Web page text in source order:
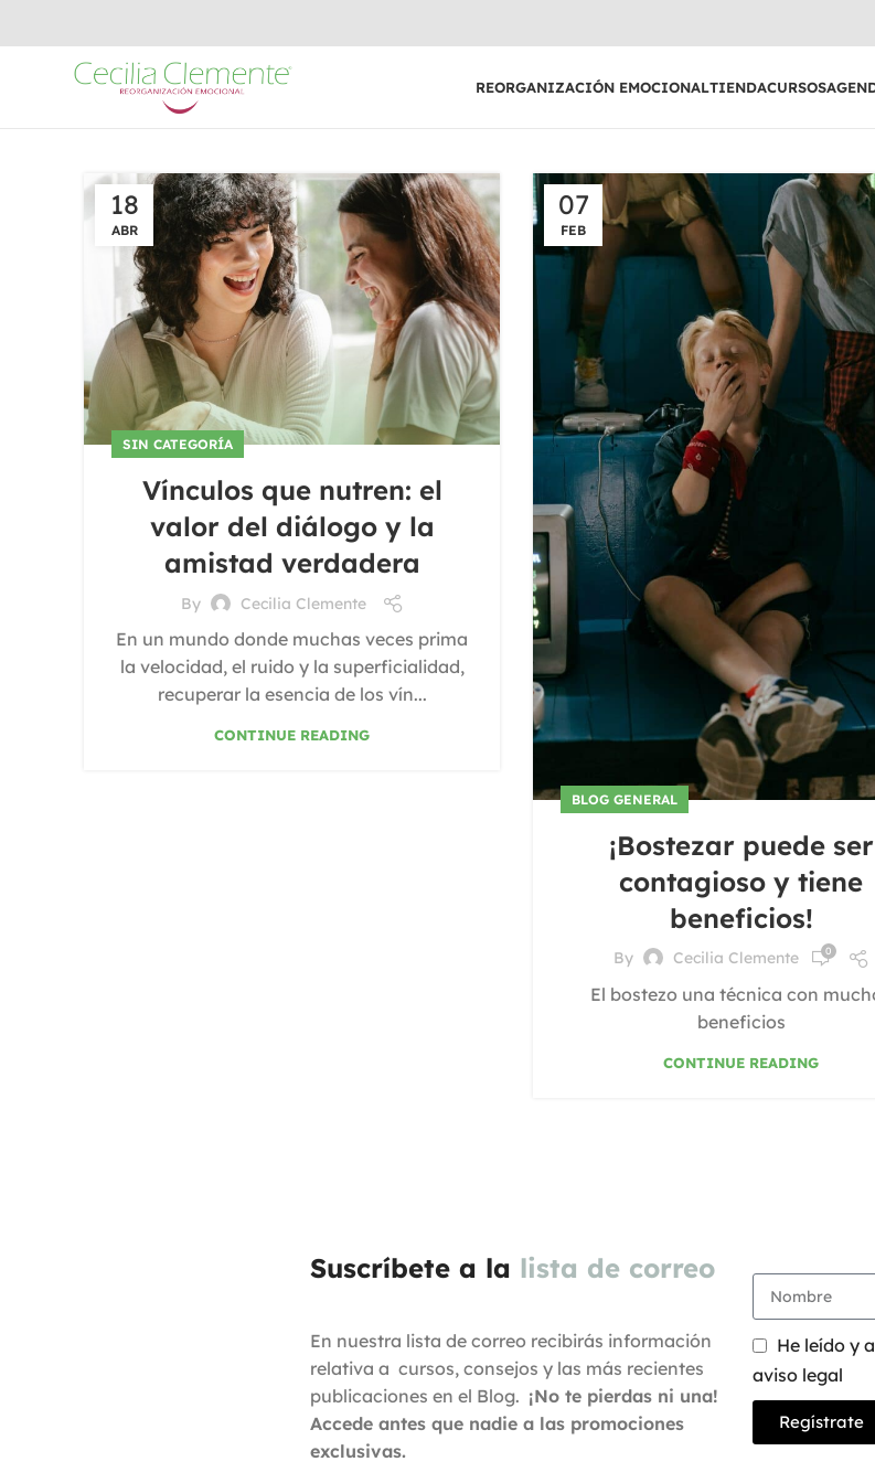
REORGANIZACIÓN EMOCIONALTIENDACURSOS
18
ABR
SIN CATEGORÍA
Vínculos que nutren: el
valor del diálogo y la
amistad verdadera
By Cecilia Clemente
En un mundo donde muchas veces prima
la velocidad, el ruido y la superficialidad,
recuperar la esencia de los vín...
CONTINUE READING
07
FEB
BLOG GENERAL
¡Bostezar puede ser
contagioso y tiene
beneficios!
By Cecilia Clemente 0
El bostezo una técnica con
beneficios
CONTINUE READING
Suscríbete a la lista de correo
En nuestra lista de correo recibirás información
relativa a cursos, consejos y las más recientes
publicaciones en el Blog. ¡No te pierdas ni una!
Accede antes que nadie a las promociones
exclusivas.
He leído y
aviso legal
Regístrate